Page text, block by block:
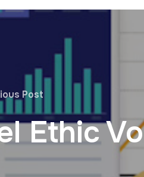
Post
Ethic